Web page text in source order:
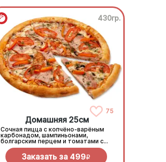
430гр.
75
Домашняя 25см
Сочная пицца с копчёно-варёным
карбонадом, шампиньонами,
болгарским перцем и томатами с
зеленью под моцареллой
Заказать за 499R